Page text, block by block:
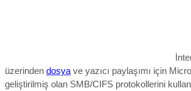
üzerinden dosya ve yazıcı paylaşımı için
geliştirilmiş olan SMB/CIFS protokollerini